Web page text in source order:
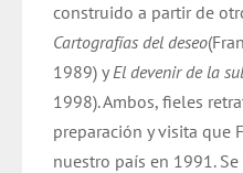
construido a partir de
Cartografías del deseo
1989) yEl devenir de la
1998). Ambos, fieles
preparación y visita que
nuestro país en 1991.